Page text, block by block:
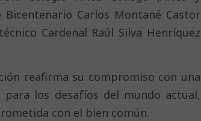
Bicentenario Carlos Montané Castor
Cardenal Raúl Silva Henríquez
reafirma su compromiso con una
los desafíos del mundo actual,
con el bien común.